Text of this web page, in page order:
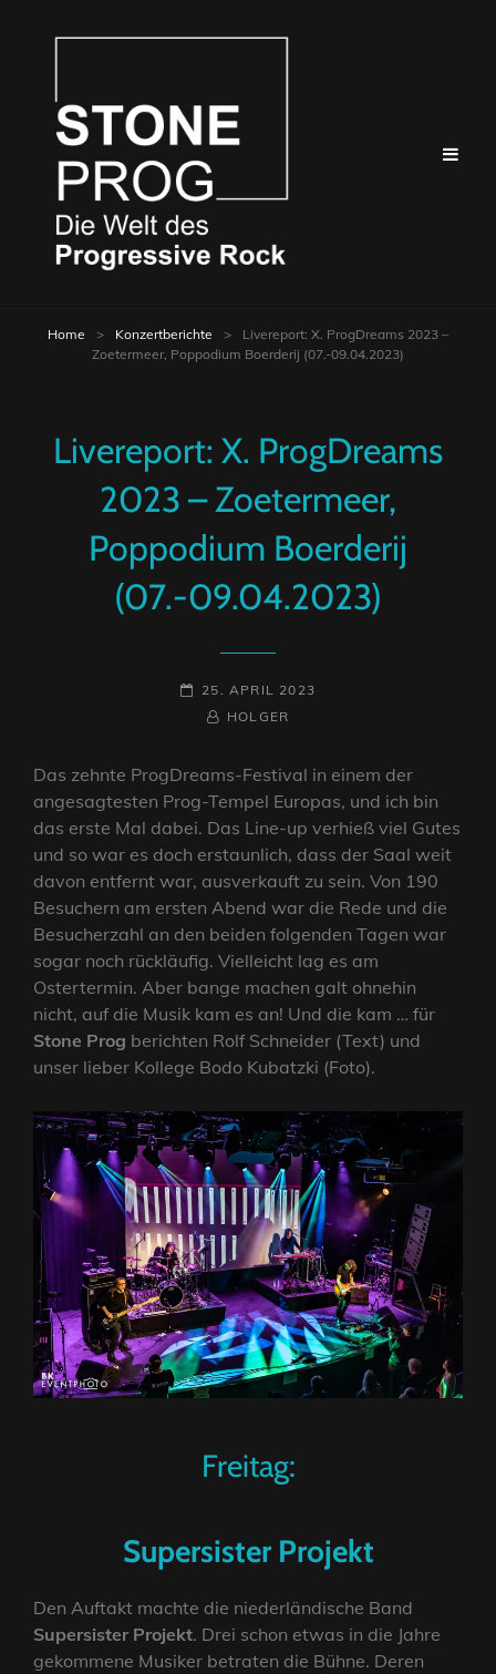
Home > Konzertberichte >
Livereport: X. ProgDreams 2023 –
Zoetermeer, Poppodium Boerderij (07.-09.04.2023)
Livereport: X. ProgDreams
2023 – Zoetermeer,
Poppodium Boerderij
(07.-09.04.2023)
POSTED-
25. APRIL 2023
BY
BYLINEHOLGER
Das zehnte ProgDreams-Festival in einem der
angesagtesten Prog-Tempel Europas, und ich bin
das erste Mal dabei. Das Line-up verhieß viel Gutes
und so war es doch erstaunlich, dass der Saal weit
davon entfernt war, ausverkauft zu sein. Von 190
Besuchern am ersten Abend war die Rede und die
Besucherzahl an den beiden folgenden Tagen war
sogar noch rückläufig. Vielleicht lag es am
Ostertermin. Aber bange machen galt ohnehin
nicht, auf die Musik kam es an! Und die kam … für
Stone Prog berichten Rolf Schneider (Text) und
unser lieber Kollege Bodo Kubatzki (Foto).
Freitag:
Supersister Projekt
Den Auftakt machte die niederländische Band
Supersister Projekt. Drei schon etwas in die Jahre
gekommene Musiker betraten die Bühne. Deren